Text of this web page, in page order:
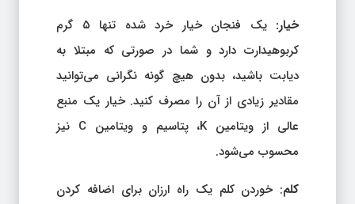
خیار:
یک فنجان خیار خرد شده تنها ۵ گرم
کربوهیدارت دارد و شما در صورتی که مبتلا به
دیابت باشید، بدون هیچ گونه نگرانی می‌توانید
مقادیر زیادی از آن را مصرف کنید. خیار یک منبع
عالی از ویتامین K، پتاسیم و ویتامین C نیز
محسوب می‌شود.
کلم: خوردن کلم یک راه ارزان برای اضافه کردن